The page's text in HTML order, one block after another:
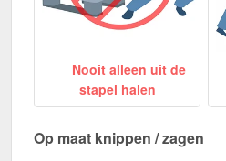
Nooit alleen uit de
stapel halen
Op maat knippen / zagen